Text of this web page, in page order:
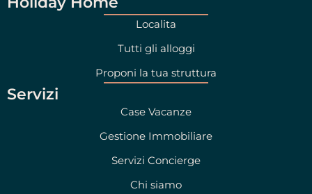
Localita
Tutti gli alloggi
Proponi la tua struttura
Servizi
Case Vacanze
Gestione Immobiliare
Servizi Concierge
Chi siamo